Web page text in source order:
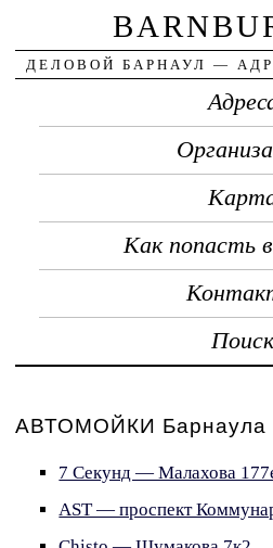
ДЕЛОВОЙ БАРНАУЛ —
Как попасть
Поиск
АВТОМОЙКИ Барнаула
7 Секунд — Малахова
AST — проспект